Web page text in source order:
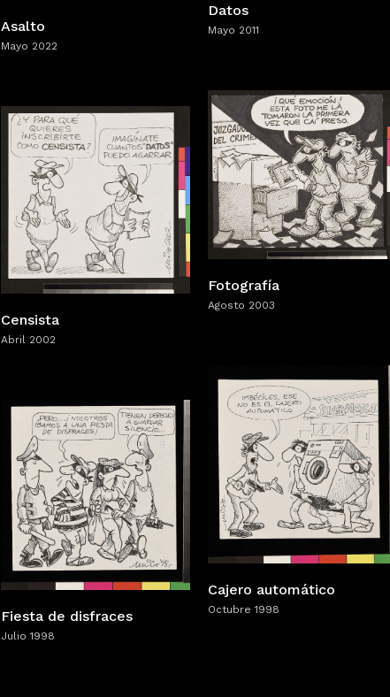
Asalto
Mayo 2022
Datos
Mayo 2011
Fotografía
Agosto 2003
Censista
Abril 2002
Cajero automático
Octubre 1998
Fiesta de disfraces
Julio 1998